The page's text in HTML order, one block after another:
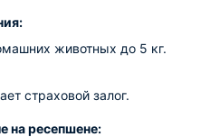
животных до 5 кг.
страховой залог.
на ресепшене: